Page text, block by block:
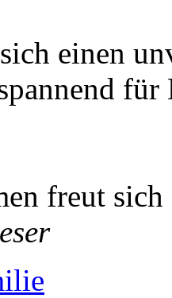
einen
freut sich